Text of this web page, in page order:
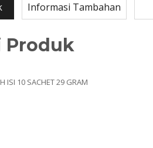
Informasi Tambahan
Produk
ISI 10 SACHET 29 GRAM